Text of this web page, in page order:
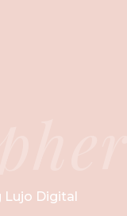
Lujo Digital